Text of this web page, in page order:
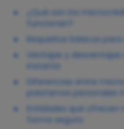
¿Qué son los
funcionan?
Requisitos básicos
Ventajas y
instante
Diferencias entre
préstamos personales
Entidades que
forma segura